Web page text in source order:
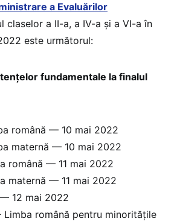
a Evaluărilor
claselor a II-a, a IV-a și a VI-a în
este următorul:
fundamentale la finalul
română — 10 mai 2022
maternă — 10 mai 2022
română — 11 mai 2022
maternă — 11 mai 2022
12 mai 2022
română pentru minoritățile